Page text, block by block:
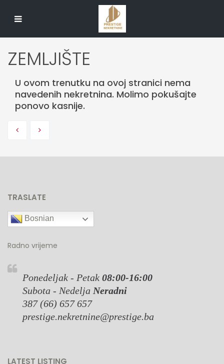
ZEMLJIŠTE
U ovom trenutku na ovoj stranici nema
navedenih nekretnina. Molimo pokušajte
ponovo kasnije.
TRASLATE
Bosnian
Radno vrijeme
Ponedeljak - Petak 08:00-16:00
Subota - Nedelja Neradni
387 (66) 657 657
prestige.nekretnine@prestige.ba
LATEST LISTING